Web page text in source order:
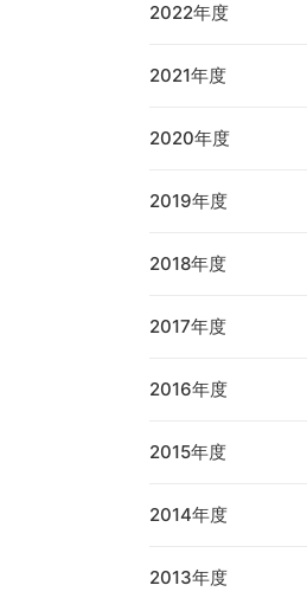
2022年度
2021年度
2020年度
2019年度
2018年度
2017年度
2016年度
2015年度
2014年度
2013年度